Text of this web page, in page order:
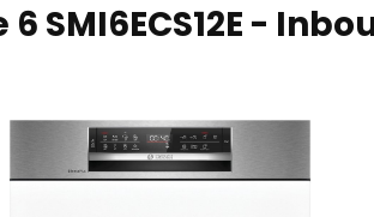
6 SMI6ECS12E -